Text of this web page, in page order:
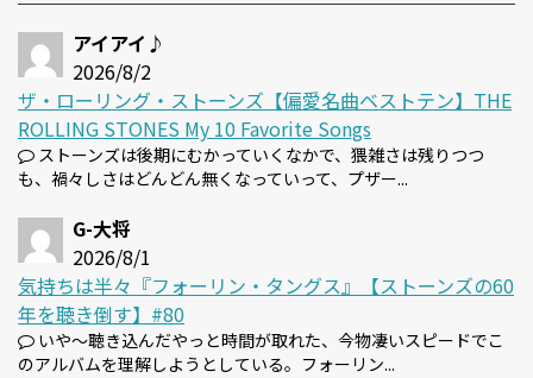
アイアイ♪
2026/8/2
ザ・ローリング・ストーンズ【偏愛名曲ベストテン】THE
ROLLING STONES My 10 Favorite Songs
ストーンズは後期にむかっていくなかで、猥雑さは残りつつ
も、禍々しさはどんどん無くなっていって、プザー...
G-大将
2026/8/1
気持ちは半々『フォーリン・タングス』【ストーンズの60
年を聴き倒す】#80
いや～聴き込んだやっと時間が取れた、今物凄いスピードでこ
のアルバムを理解しようとしている。フォーリン...